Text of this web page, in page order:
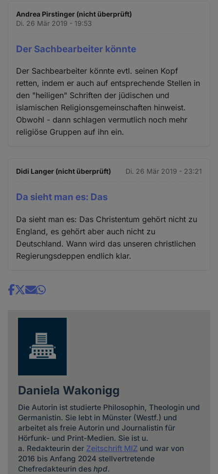
Andrea Pirstinger (nicht überprüft)
Di. 26 Mär 2019 - 19:53
Der Sachbearbeiter könnte
Der Sachbearbeiter könnte evtl. seinen Kopf
retten, indem er auch auf entsprechende Stellen in
den "heiligen" Schriften der jüdischen und
islamischen Religionsgemeinschaften hinweist.
Obwohl - dann schlagen vermutlich noch mehr
religiöse Gruppen auf ihn ein.
Didi Langer (nicht überprüft) Di. 26 Mär 2019 - 23:21
Da sieht man es: Das
Da sieht man es: Das Christentum gehört nicht zu
England, es gehört aber auch nicht zu
Deutschland. Wann wird das unseren christlichen
Regierungsdeppen endlich klar.
Share
Daniela Wakonigg
Die Autorin ist studierte Philosophin, Theologin und
Germanistin. Sie lebt in Münster (Westf.) und
arbeitet als freie Autorin und Journalistin für
Hörfunk- und Print-Medien. Sie ist u.
a. Redakteurin der Zeitschrift MIZ und war von
2016 bis Anfang 2024 stellvertretende
Chefredakteurin des hpd.